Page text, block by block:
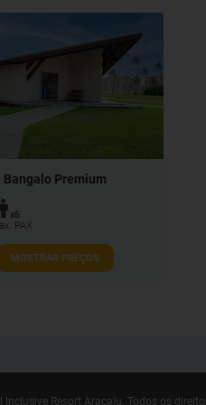
Bangalo Premium
x6
PAX
MOSTRAR PREÇOS
Resort Aracaju. Todos os